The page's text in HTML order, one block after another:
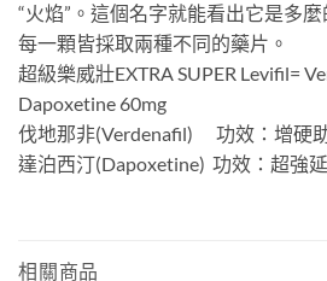
“火焰”。這個名字就能看出它是多
每一顆皆採取兩種不同的藥片。
超級樂威壯EXTRA SUPER Levifil=
Dapoxetine 60mg
伐地那非(Verdenafil) 功效：增硬
達泊西汀(Dapoxetine) 功效：超強
相關商品